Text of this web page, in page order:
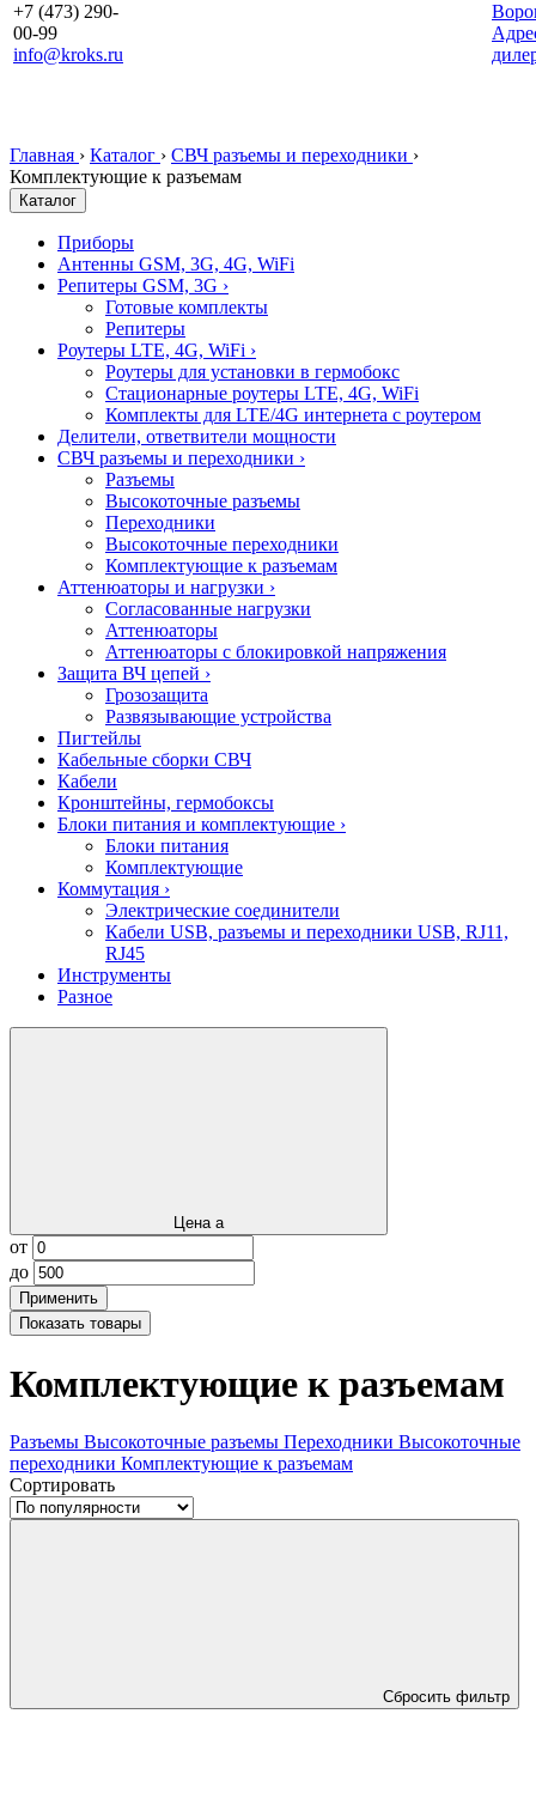
+7 (473) 290-
00-99
info@kroks.ru
Главная › Каталог › СВЧ разъемы и переходники ›
Комплектующие к разъемам
Каталог
Приборы
Антенны GSM, 3G, 4G, WiFi
Репитеры GSM, 3G ›
Готовые комплекты
Репитеры
Роутеры LTE, 4G, WiFi ›
Роутеры для установки в гермобокс
Стационарные роутеры LTE, 4G, WiFi
Комплекты для LTE/4G интернета с роутером
Делители, ответвители мощности
СВЧ разъемы и переходники ›
Разъемы
Высокоточные разъемы
Переходники
Высокоточные переходники
Комплектующие к разъемам
Аттенюаторы и нагрузки ›
Согласованные нагрузки
Аттенюаторы
Аттенюаторы с блокировкой напряжения
Защита ВЧ цепей ›
Грозозащита
Развязывающие устройства
Пигтейлы
Кабельные сборки СВЧ
Кабели
Кронштейны, гермобоксы
Блоки питания и комплектующие ›
Блоки питания
Комплектующие
Коммутация ›
Электрические соединители
Кабели USB, разъемы и переходники USB, RJ11,
RJ45
Инструменты
Разное
Цена a
от
до
Применить
Показать товары
Комплектующие к разъемам
Разъемы Высокоточные разъемы Переходники Высокоточные
переходники Комплектующие к разъемам
Сортировать
Сбросить фильтр